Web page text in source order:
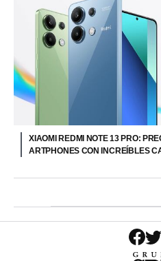
XIAOMI REDMI NOTE 13 PRO:
ARTPHONES CON INCREÍBLES